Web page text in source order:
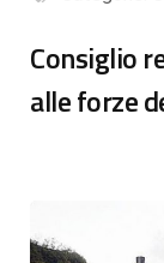
Consiglio
alle forze